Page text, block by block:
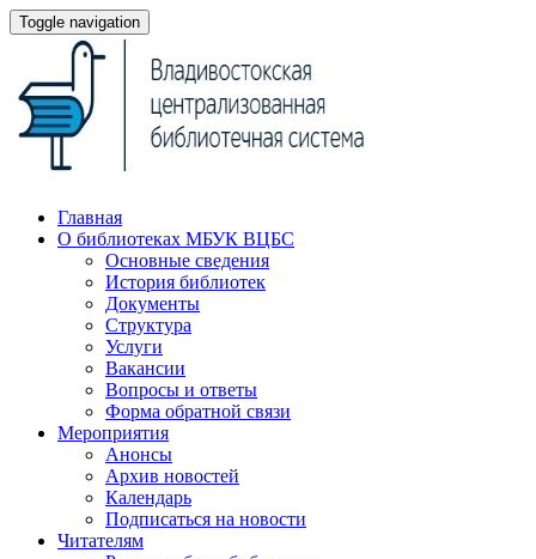
Toggle navigation
Главная
О библиотеках МБУК ВЦБС
Основные сведения
История библиотек
Документы
Структура
Услуги
Вакансии
Вопросы и ответы
Форма обратной связи
Мероприятия
Анонсы
Архив новостей
Календарь
Подписаться на новости
Читателям